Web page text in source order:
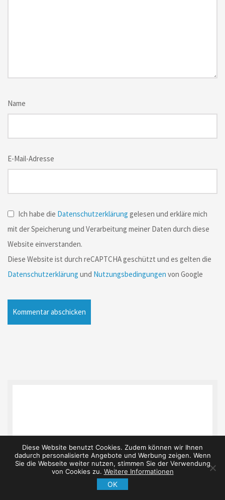
Name
E-Mail-Adresse
Ich habe die Datenschutzerklärung gelesen und erkläre mich
mit der Speicherung und Verarbeitung meiner Daten durch diese
Website einverstanden.
Diese Website ist durch reCAPTCHA geschützt und es gelten die
Datenschutzerklärung und Nutzungsbedingungen von Google
Diese Website benutzt Cookies. Zudem können wir Ihnen
dadurch personalisierte Angebote und Werbung zeigen. Wenn
Sie die Webseite weiter nutzen, stimmen Sie der Verwendung
von Cookies zu. Weitere Informationen
OK